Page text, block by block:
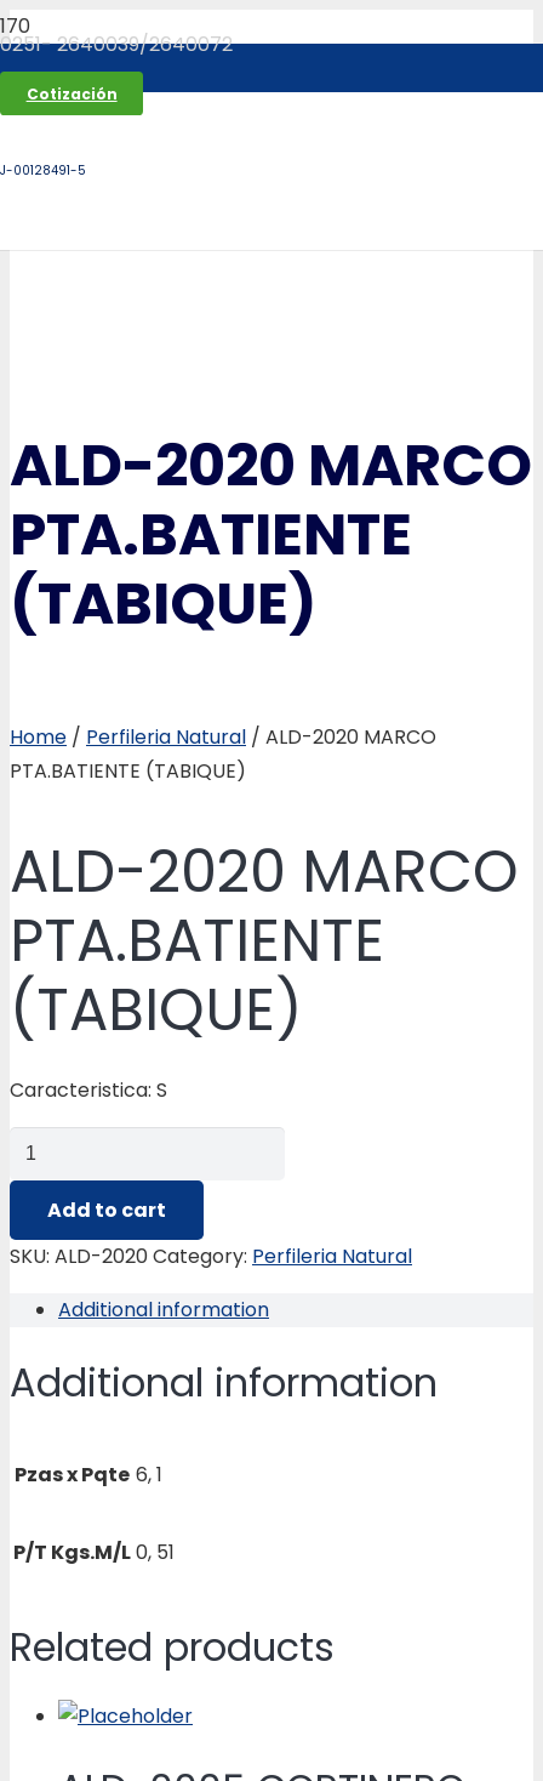
0251- 2640039/2640072
Cotización
J-00128491-5
ALD-2020 MARCO
PTA.BATIENTE
(TABIQUE)
Home / Perfileria Natural / ALD-2020 MARCO
PTA.BATIENTE (TABIQUE)
ALD-2020 MARCO
PTA.BATIENTE
(TABIQUE)
Caracteristica: S
ALD-
2020
MARCO
PTA.BATIENTE
quantity
Add to cart
SKU: ALD-2020Category: Perfileria Natural
Additional information
Additional information
Pzas x Pqte 6, 1
P/T Kgs.M/L0, 51
Related products